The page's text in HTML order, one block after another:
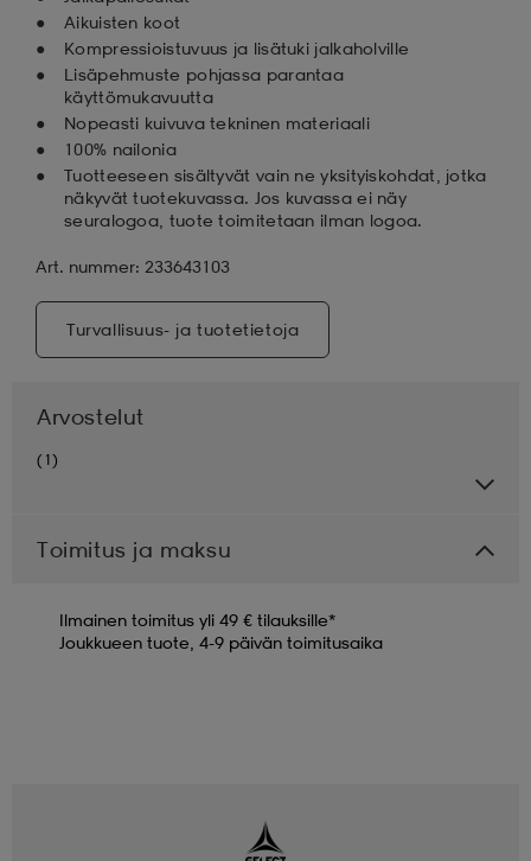
Aikuisten koot
Kompressioistuvuus ja lisätuki jalkaholville
Lisäpehmuste pohjassa parantaa
käyttömukavuutta
Nopeasti kuivuva tekninen materiaali
100% nailonia
Tuotteeseen sisältyvät vain ne yksityiskohdat, jotka
näkyvät tuotekuvassa. Jos kuvassa ei näy
seuralogoa, tuote toimitetaan ilman logoa.
Art. nummer: 233643103
Turvallisuus- ja tuotetietoja
Arvostelut
(1)
Toimitus ja maksu
Ilmainen toimitus yli 49 € tilauksille*
Joukkueen tuote, 4-9 päivän toimitusaika